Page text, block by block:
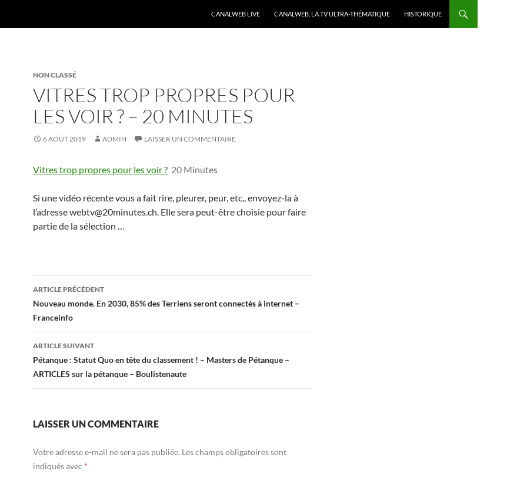
CANALWEB LIVE CANALWEB, LA TV ULTRA-THÉMATIQUE HISTORIQUE
NON CLASSÉ
VITRES TROP PROPRES POUR
LES VOIR ? – 20 MINUTES
6 AOÛT 2019 ADMIN LAISSER UN COMMENTAIRE
Vitres trop propres pour les voir ? 20 Minutes
Si une vidéo récente vous a fait rire, pleurer, peur, etc., envoyez-la à
l’adresse webtv@20minutes.ch. Elle sera peut-être choisie pour faire
partie de la sélection …
Navigation
des
articles
ARTICLE PRÉCÉDENT
Nouveau monde. En 2030, 85% des Terriens seront connectés à internet –
Franceinfo
ARTICLE SUIVANT
Pétanque : Statut Quo en tête du classement ! – Masters de Pétanque –
ARTICLES sur la pétanque – Boulistenaute
LAISSER UN COMMENTAIRE
Votre adresse e-mail ne sera pas publiée. Les champs obligatoires sont
indiqués avec *